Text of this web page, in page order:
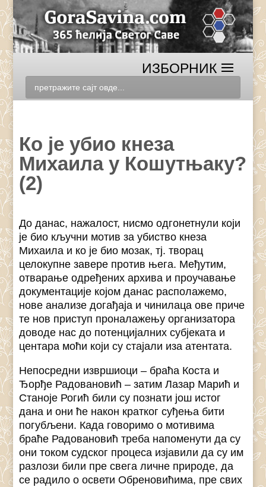
Ко је убио кнеза
Михаила у Кошутњаку?
(2)
До данас, нажалост, нисмо одгонетнули који
је био кључни мотив за убиство кнеза
Михаила и ко је био мозак, тј. творац
целокупне завере против њега. Међутим,
отварање одређених архива и проучавање
документације којом данас располажемо,
нове анализе догађаја и чинилаца ове приче
те нов приступ проналажењу организатора
доводе нас до потенцијалних субјеката и
центара моћи који су стајали иза атентата.
Непосредни извршиоци – браћа Коста и
Ђорђе Радовановић – затим Лазар Марић и
Станоје Рогић били су познати још истог
дана и они ће након кратког суђења бити
погубљени. Када говоримо о мотивима
браће Радовановић треба напоменути да су
они током судског процеса изјавили да су им
разлози били пре свега личне природе, да
се радило о освети Обреновићима, пре свих